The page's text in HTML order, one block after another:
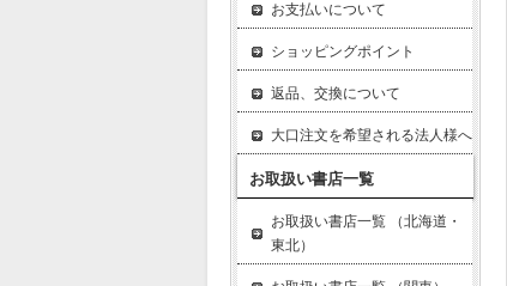
お支払いについて
ショッピングポイント
返品、交換について
大口注文を希望される法人様へ
お取扱い書店一覧
お取扱い書店一覧 （北海道・
東北）